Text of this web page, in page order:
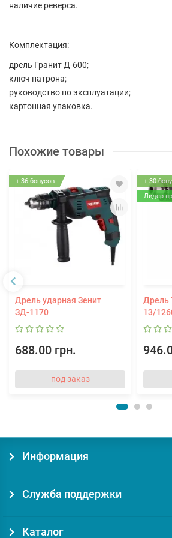
наличие реверса.
Комплектация:
дрель Гранит Д-600;
ключ патрона;
руководство по эксплуатации;
картонная упаковка.
Похожие товары
+ 36 бонусов
Дрель ударная Зенит
ЗД-1170
688.00 грн.
под заказ
+ 30
Лидер
Дрель
13/
Информация
Служба поддержки
Каталог